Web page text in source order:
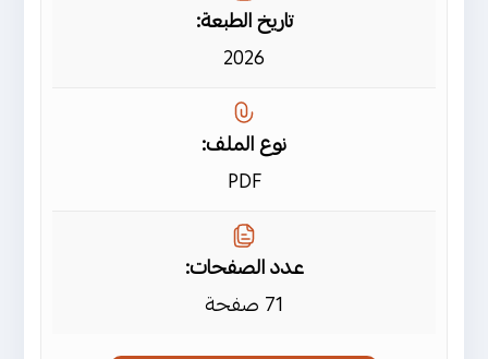
تاريخ الطبعة:
2026
نوع الملف:
PDF
عدد الصفحات:
71 صفحة